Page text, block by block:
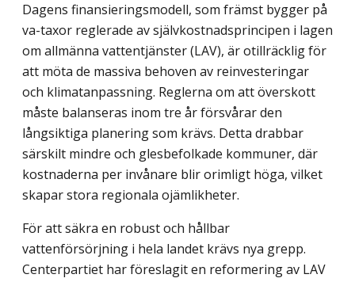
Dagens finansieringsmodell, som främst bygger på
va-taxor reglerade av självkostnadsprincipen i lagen
om allmänna vattentjänster (LAV), är otillräcklig för
att möta de massiva behoven av reinvesteringar
och klimatanpassning. Reglerna om att överskott
måste balanseras inom tre år försvårar den
långsiktiga planering som krävs. Detta drabbar
särskilt mindre och glesbefolkade kommuner, där
kostnaderna per invånare blir orimligt höga, vilket
skapar stora regionala ojämlikheter.
För att säkra en robust och hållbar
vattenförsörjning i hela landet krävs nya grepp.
Centerpartiet har föreslagit en reformering av LAV